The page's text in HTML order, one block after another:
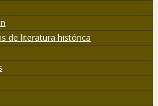
de literatura histórica